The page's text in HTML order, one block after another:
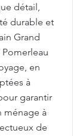
détail,
durable et
Grand
Pomerleau
en
à
garantir
ménage à
de